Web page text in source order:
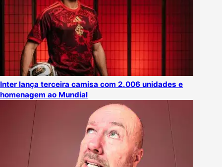
Inter lança terceira camisa com 2.006 unidades e
homenagem ao Mundial